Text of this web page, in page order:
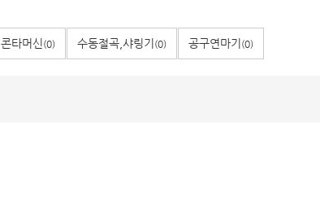
콘타머신 (0) 수동절곡,샤링기 (0) 공구연마기 (0)